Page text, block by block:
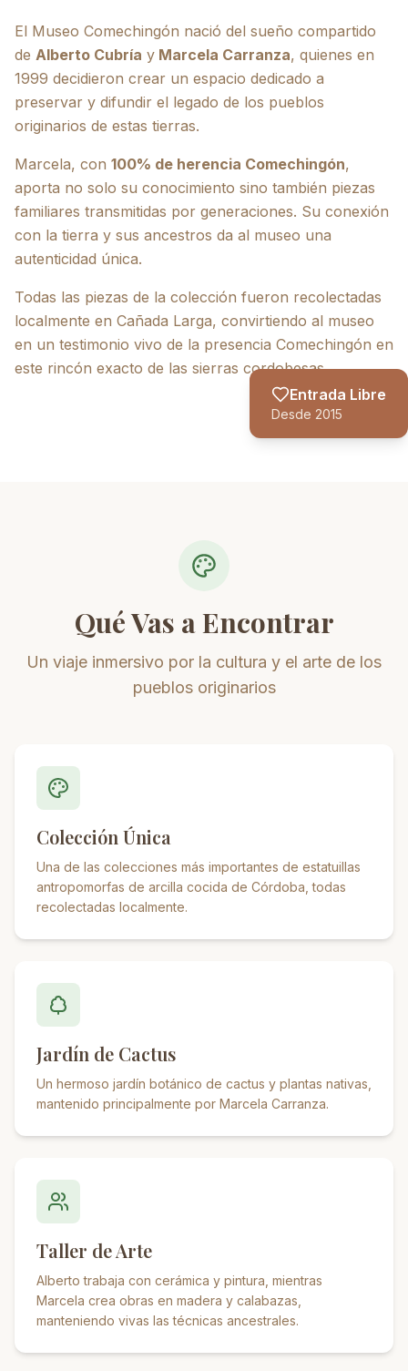
El Museo Comechingón nació del sueño compartido
de Alberto Cubría y Marcela Carranza, quienes en
1999 decidieron crear un espacio dedicado a
preservar y difundir el legado de los pueblos
originarios de estas tierras.
Marcela, con 100% de herencia Comechingón,
aporta no solo su conocimiento sino también piezas
familiares transmitidas por generaciones. Su conexión
con la tierra y sus ancestros da al museo una
autenticidad única.
Todas las piezas de la colección fueron recolectadas
localmente en Cañada Larga, convirtiendo al museo
en un testimonio vivo de la presencia Comechingón en
este rincón exacto de las sierras cordobesas.
Entrada Libre
Desde 2015
Qué Vas a Encontrar
Un viaje inmersivo por la cultura y el arte de los
pueblos originarios
Colección Única
Una de las colecciones más importantes de estatuillas
antropomorfas de arcilla cocida de Córdoba, todas
recolectadas localmente.
Jardín de Cactus
Un hermoso jardín botánico de cactus y plantas nativas,
mantenido principalmente por Marcela Carranza.
Taller de Arte
Alberto trabaja con cerámica y pintura, mientras
Marcela crea obras en madera y calabazas,
manteniendo vivas las técnicas ancestrales.